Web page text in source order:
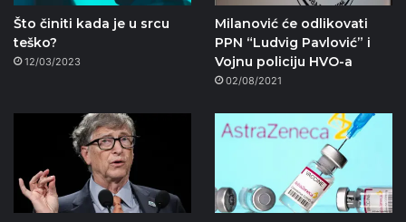
Što činiti kada je u srcu
teško?
12/03/2023
Milanović će odlikovati
PPN “Ludvig Pavlović” i
Vojnu policiju HVO-a
02/08/2021